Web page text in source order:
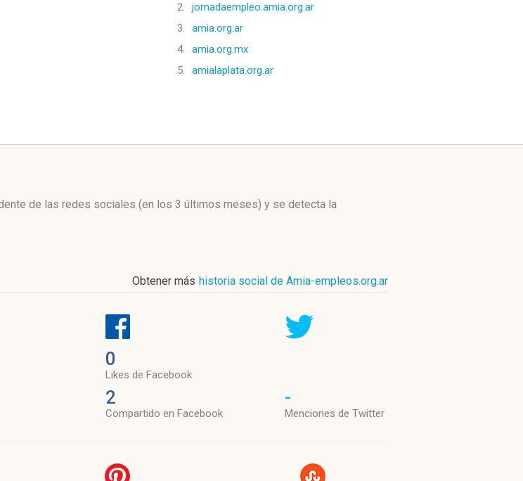
2.
jornadaempleo.amia.org.ar
3.
amia.org.ar
4.
amia.org.mx
5.
amialaplata.org.ar
de las redes sociales (en los 3 últimos meses) y se detecta la
Obtener más historia social de Amia-empleos.org.ar
0
Likes de Facebook
2
Compartido en Facebook
-
Menciones de Twitter